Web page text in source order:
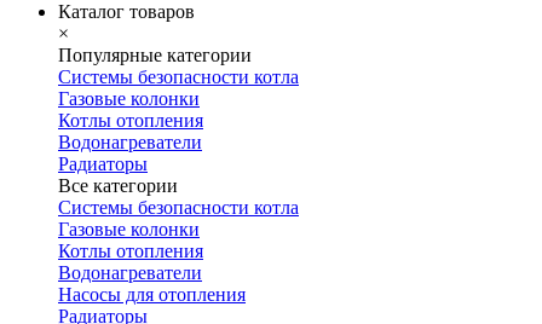
Каталог товаров
×
Популярные категории
Системы безопасности котла
Газовые колонки
Котлы отопления
Водонагреватели
Радиаторы
Все категории
Системы безопасности котла
Газовые колонки
Котлы отопления
Водонагреватели
Насосы для отопления
Радиаторы